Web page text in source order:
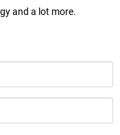
and a lot more.